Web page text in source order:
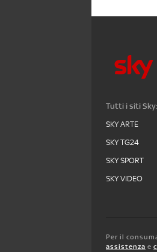
Tutti i siti Sky:
SKY ARTE
SKY TG24
SKY SPORT
SKY VIDEO
Per il
assistenza e